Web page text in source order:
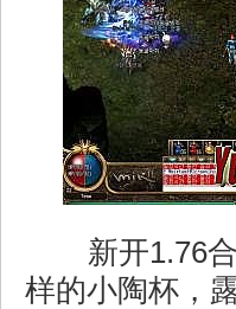
新开1.76
样的小陶杯，